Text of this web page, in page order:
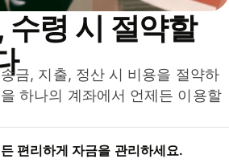
수령 시 절약할
금, 지출, 정산 시 비용을 절약하
하나의 계좌에서 언제든 이용할
편리하게 자금을 관리하세요.